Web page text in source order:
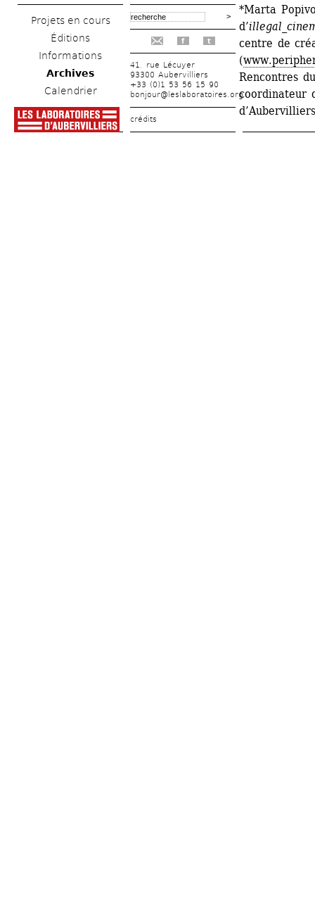
Projets en cours
Éditions
Informations
Archives
Calendrier
f t
41, rue Lécuyer
93300 Aubervilliers
+33 (0)1 53 56 15 90
bonjour@leslaboratoires.org
crédits
*Marta
d’
centre de
(
Rencontres
coordinateur
d’Aubervilliers